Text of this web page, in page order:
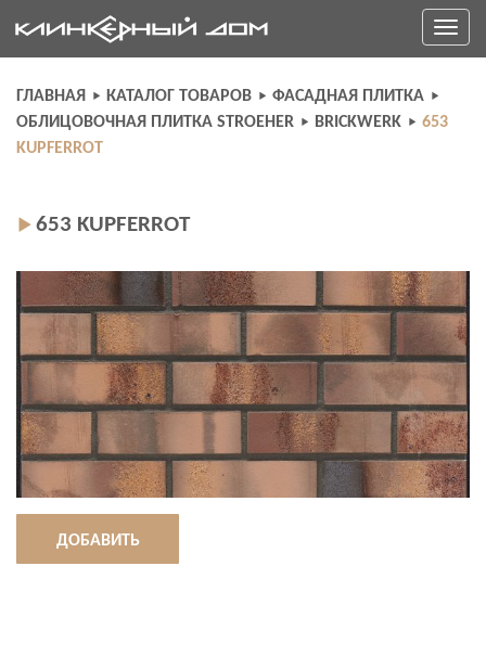
to
content
Toggle
ГЛАВНАЯ КАТАЛОГ ТОВАРОВ
ФАСАДНАЯ ПЛИТКА
ОБЛИЦОВОЧНАЯ ПЛИТКА STROEHER
BRICKWERK
653
KUPFERROT
653 KUPFERROT
ДОБАВИТЬ